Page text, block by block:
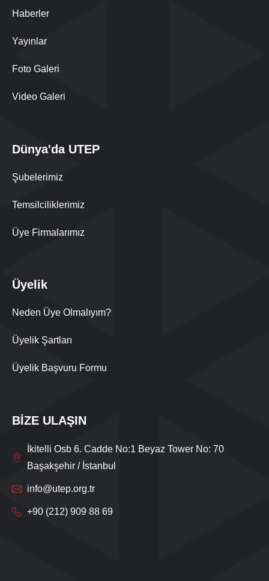
Haberler
Yayınlar
Foto Galeri
Video Galeri
Dünya'da UTEP
Şubelerimiz
Temsilciliklerimiz
Üye Firmalarımız
Üyelik
Neden Üye Olmalıyım?
Üyelik Şartları
Üyelik Başvuru Formu
BİZE ULAŞIN
İkitelli Osb 6. Cadde No:1 Beyaz Tower No: 70
Başakşehir / İstanbul
info@utep.org.tr
+90 (212) 909 88 69